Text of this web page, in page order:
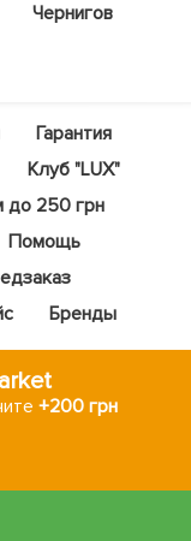
Чернигов
Гарантия
Клуб "LUX"
до 250 грн
Помощь
Бренды
+200 грн